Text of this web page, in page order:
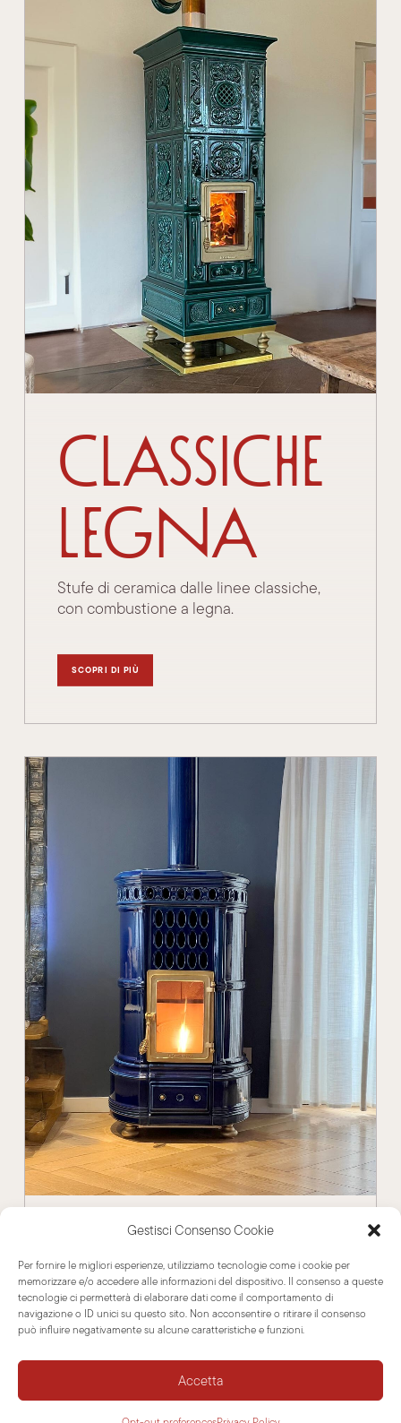
Gestisci Consenso Cookie
Per fornire le migliori esperienze, utilizziamo tecnologie come i cookie per
memorizzare e/o accedere alle informazioni del dispositivo. Il consenso a queste
tecnologie ci permetterà di elaborare dati come il comportamento di
navigazione o ID unici su questo sito. Non acconsentire o ritirare il consenso
può influire negativamente su alcune caratteristiche e funzioni.
Accetta
Classiche
Legna
Stufe di ceramica dalle linee classiche,
con combustione a legna.
SCOPRI DI PIÙ
Classiche
Pellet
Stufe di ceramica dalle linee classiche,